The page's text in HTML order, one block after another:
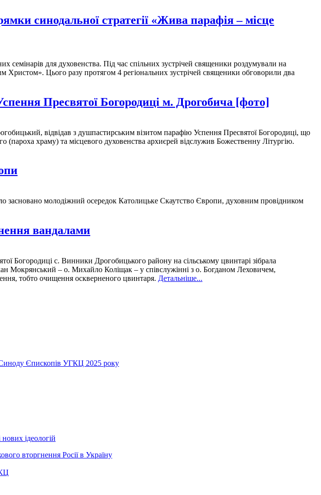
синодальної стратегії «Жива парафія – місце
семінарів для духовенства. Під час спільних зустрічей священики роздумували на
Христом». Цього разу протягом 4 регіональних зустрічей священики обговорили два
Пресвятої Богородиці м. Дрогобича [фото]
відвідав з душпастирським візитом парафію Успення Пресвятої Богородиці, що
храму) та місцевого духовенства архиєрей відслужив Божественну Літургію.
засновано молодіжний осередок Католицьке Скаутство Європи, духовним провідником
вандалами
Богородиці с. Винники Дрогобицького району на сільському цвинтарі зібрала
Мокрянський – о. Михайло Коліщак – у співслужінні з о. Богданом Леховичем,
тобто очищення оскверненого цвинтаря. Детальніше...
Синоду Єпископів УГКЦ 2025 року
ідеологій
вторгнення Росії в Україну